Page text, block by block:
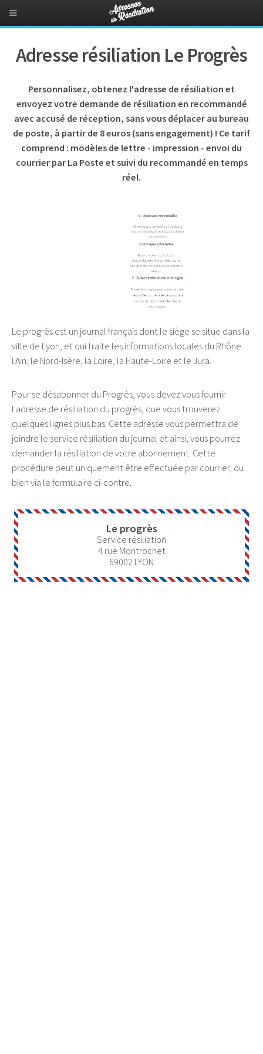
Adresse résiliation Le Progrès
Personnalisez, obtenez l'adresse de résiliation et
envoyez votre demande de résiliation en recommandé
avec accusé de réception, sans vous déplacer au bureau
de poste, à partir de 8 euros (sans engagement) ! Ce tarif
comprend : modèles de lettre - impression - envoi du
courrier par La Poste et suivi du recommandé en temps
réel.
Le progrès est un journal français dont le siège se situe dans la
ville de Lyon, et qui traite les informations locales du Rhône
l'Ain, le Nord-Isère, la Loire, la Haute-Loire et le Jura.
Pour se désabonner du Progrès, vous devez vous fournir
l'adresse de résiliation du progrès, que vous trouverez
quelques lignes plus bas. Cette adresse vous permettra de
joindre le service résiliation du journal et ainsi, vous pourrez
demander la résiliation de votre abonnement. Cette
procédure peut uniquement être effectuée par courrier, ou
bien via le formulaire ci-contre.
Le progrès
Service résiliation
4 rue Montrochet
69002 LYON